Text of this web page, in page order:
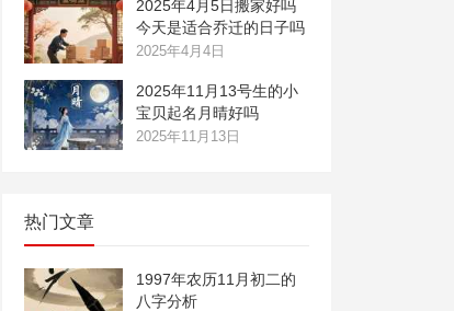
2025年4月5日搬家好吗
今天是适合乔迁的日子吗
2025年4月4日
2025年11月13号生的小
宝贝起名月晴好吗
2025年11月13日
热门文章
1997年农历11月初二的
八字分析